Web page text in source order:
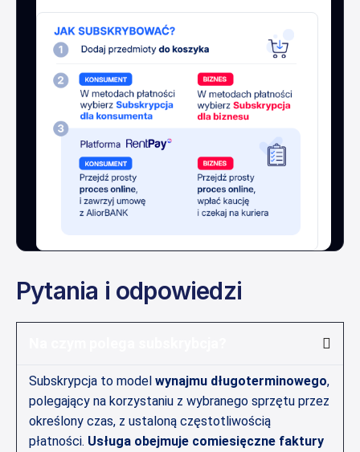
Pytania i odpowiedzi
Subskrypcja to model wynajmu długoterminowego,
polegający na korzystaniu z wybranego sprzętu przez
określony czas, z ustaloną częstotliwością
płatności. Usługa obejmuje comiesięczne faktury